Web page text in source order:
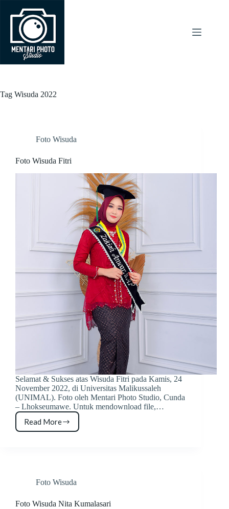
content
Tag Wisuda 2022
Foto Wisuda
Foto Wisuda Fitri
Selamat & Sukses atas Wisuda Fitri pada Kamis, 24
November 2022, di Universitas Malikussaleh
(UNIMAL). Foto oleh Mentari Photo Studio, Cunda
– Lhokseumawe. Untuk mendownload file,…
Read More
Foto
Wisuda
Foto Wisuda
Foto Wisuda Nita Kumalasari